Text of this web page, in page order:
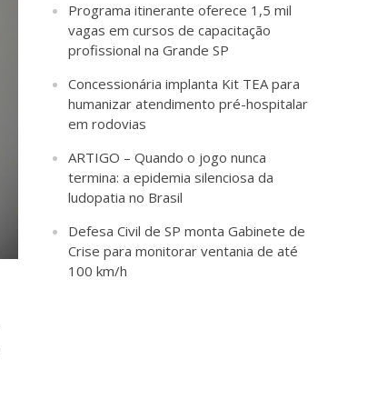
Programa itinerante oferece 1,5 mil
vagas em cursos de capacitação
profissional na Grande SP
Concessionária implanta Kit TEA para
humanizar atendimento pré-hospitalar
em rodovias
ARTIGO – Quando o jogo nunca
termina: a epidemia silenciosa da
ludopatia no Brasil
Defesa Civil de SP monta Gabinete de
Crise para monitorar ventania de até
100 km/h